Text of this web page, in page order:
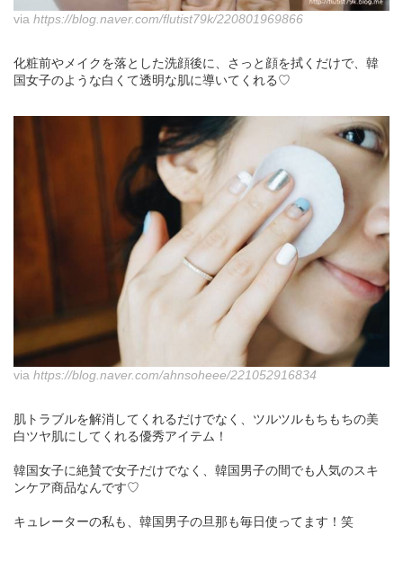
via https://blog.naver.com/flutist79k/220801969866
化粧前やメイクを落とした洗顔後に、さっと顔を拭くだけで、韓
国女子のような白くて透明な肌に導いてくれる♡
via https://blog.naver.com/ahnsoheee/221052916834
肌トラブルを解消してくれるだけでなく、ツルツルもちもちの美
白ツヤ肌にしてくれる優秀アイテム！
韓国女子に絶賛で女子だけでなく、韓国男子の間でも人気のスキ
ンケア商品なんです♡
キュレーターの私も、韓国男子の旦那も毎日使ってます！笑